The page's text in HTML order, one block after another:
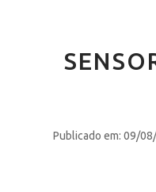
Publicado em: 09/